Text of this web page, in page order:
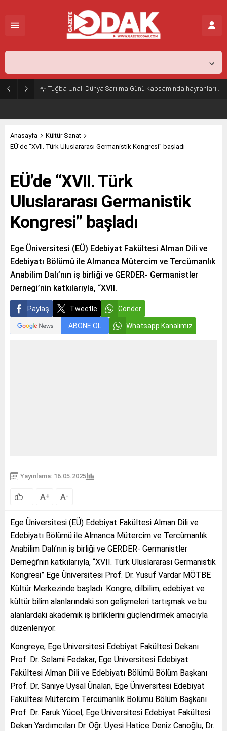
Tuğba Ünal, Dünya Sarılma Günü kapsamında hayranlarıyla buluştu
Anasayfa
Kültür Sanat
EÜ’de “XVII. Türk Uluslararası Germanistik Kongresi’’ başladı
EÜ’de “XVII. Türk
Uluslararası Germanistik
Kongresi’’ başladı
Ege Üniversitesi (EÜ) Edebiyat Fakültesi Alman Dili ve
Edebiyatı Bölümü ile Almanca Mütercim ve Tercümanlık
Anabilim Dalı’nın iş birliği ve GERDER- Germanistler
Derneği’nin katkılarıyla, “XVII.
Paylaş Tweetle Gönder
ABONE OL Whatsapp Kanalımız
Yayınlama: 16.05.2025
A+ A-
Ege Üniversitesi (EÜ) Edebiyat Fakültesi Alman Dili ve
Edebiyatı Bölümü ile Almanca Mütercim ve Tercümanlık
Anabilim Dalı’nın iş birliği ve GERDER- Germanistler
Derneği’nin katkılarıyla, “XVII. Türk Uluslararası Germanistik
Kongresi” Ege Üniversitesi Prof. Dr. Yusuf Vardar MÖTBE
Kültür Merkezinde başladı. Kongre, dilbilim, edebiyat ve
kültür bilim alanlarındaki son gelişmeleri tartışmak ve bu
alanlardaki akademik iş birliklerini güçlendirmek amacıyla
düzenleniyor.
Kongreye, Ege Üniversitesi Edebiyat Fakültesi Dekanı
Prof. Dr. Selami Fedakar, Ege Üniversitesi Edebiyat
Fakültesi Alman Dili ve Edebiyatı Bölümü Bölüm Başkanı
Prof. Dr. Saniye Uysal Ünalan, Ege Üniversitesi Edebiyat
Fakültesi Mütercim Tercümanlık Bölümü Bölüm Başkanı
Prof. Dr. Faruk Yücel, Ege Üniversitesi Edebiyat Fakültesi
Dekan Yardımcıları Dr. Öğr. Üyesi Hatice Deniz Canoğlu, Dr.